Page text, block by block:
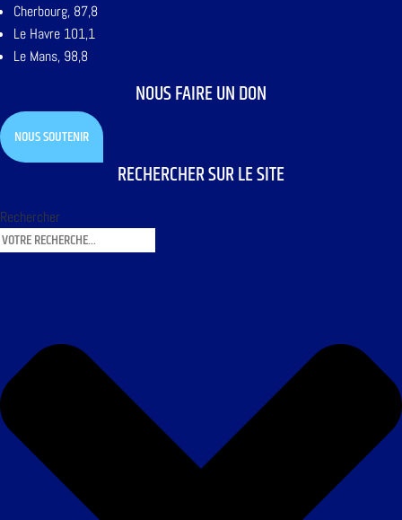
Cherbourg, 87,8
Le Havre 101,1
Le Mans, 98,8
NOUS FAIRE UN DON
NOUS SOUTENIR
RECHERCHER SUR LE SITE
Rechercher